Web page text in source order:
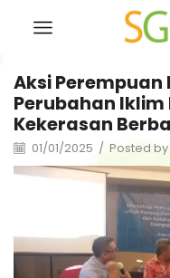
Aksi
Perubahan Iklim
Kekerasan
01/01/2025 / Posted by